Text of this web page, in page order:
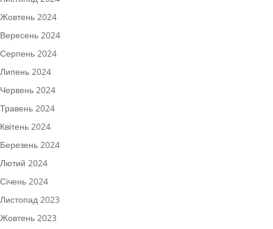
Жовтень 2024
Вересень 2024
Серпень 2024
Липень 2024
Червень 2024
Травень 2024
Квітень 2024
Березень 2024
Лютий 2024
Січень 2024
Листопад 2023
Жовтень 2023